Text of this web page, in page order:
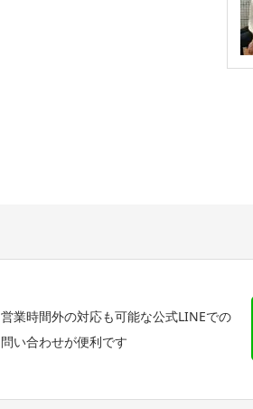
営業時間外の対応も可能な公式LINEでの
問い合わせが便利です